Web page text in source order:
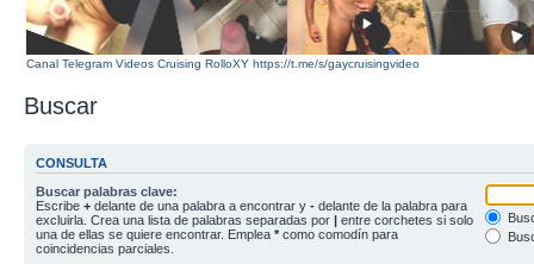
Canal Telegram Videos Cruising RolloXY https://t.me/s/gaycruisingvideo
Buscar
CONSULTA
Buscar palabras clave:
Escribe + delante de una palabra a encontrar y - delante de la palabra para
excluirla. Crea una lista de palabras separadas por | entre corchetes si solo
una de ellas se quiere encontrar. Emplea * como comodín para
coincidencias parciales.